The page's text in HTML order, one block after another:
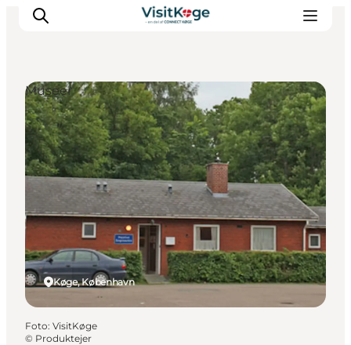
Sommerferie
Oplevelser
Kano
Det sker
Spisesteder
Overnatning
Outdoor
Køge, København
Museer
Foto: VisitKøge
© Produktejer